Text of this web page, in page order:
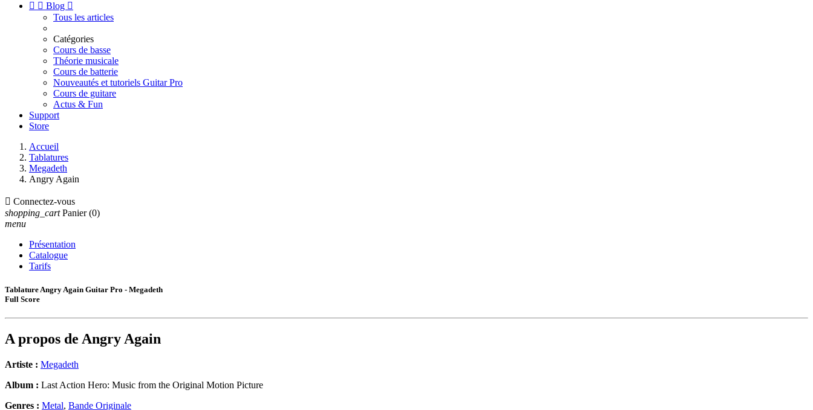
  Blog 
Tous les articles
Catégories
Cours de basse
Théorie musicale
Cours de batterie
Nouveautés et tutoriels Guitar Pro
Cours de guitare
Actus & Fun
Support
Store
Accueil
Tablatures
Megadeth
Angry Again
 Connectez-vous
shopping_cart Panier (0)
menu
Présentation
Catalogue
Tarifs
Tablature Angry Again Guitar Pro - Megadeth
Full Score
A propos de Angry Again
Artiste : Megadeth
Album : Last Action Hero: Music from the Original Motion Picture
Genres : Metal, Bande Originale